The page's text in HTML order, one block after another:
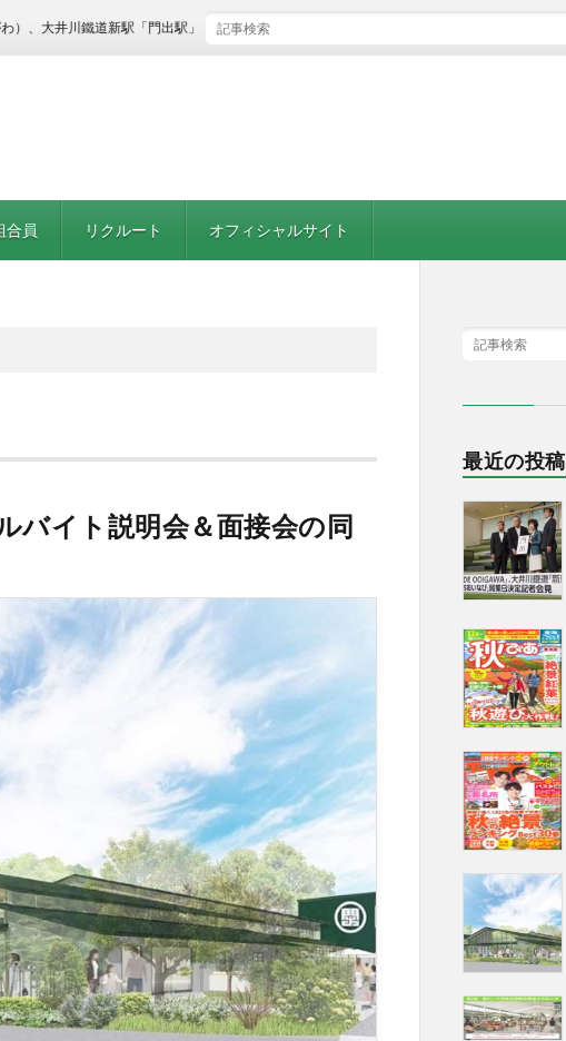
合員 リクルート オフィシャルサイト
川鐵道新駅「門出駅」、TOURIST INFORMATION「おおいなび」開業日の決定
バイト説明会＆面接会の同
最近の投稿